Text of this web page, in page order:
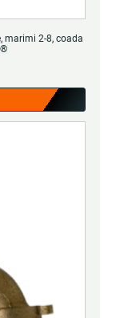
marimi 2-8, coada